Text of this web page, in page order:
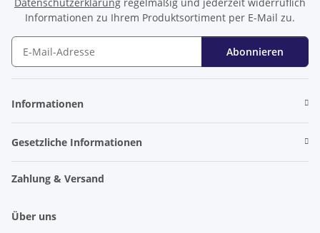
Informationen zu Ihrem Produktsortiment per E-Mail zu.
Abonnieren
Informationen
Gesetzliche Informationen
Zahlung & Versand
Über uns